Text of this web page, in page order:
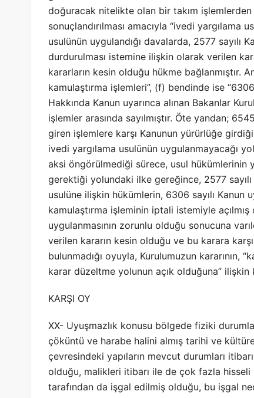
doğuracak nitelikte olan bir takım
sonuçlandırılması amacıyla “ivedi yargılama
usulünün uygulandığı davalarda, 2577 sayılı
durdurulması istemine ilişkin olarak verilen
kararların kesin olduğu hükme bağlanmıştır.
kamulaştırma işlemleri”, (f) bendinde ise
Hakkında Kanun uyarınca alınan Bakanlar
işlemler arasında sayılmıştır. Öte yandan;
giren işlemlere karşı Kanunun yürürlüğe
ivedi yargılama usulünün uygulanmayacağı
aksi öngörülmediği sürece, usul hükümlerinin
gerektiği yolundaki ilke gereğince, 2577
usulüne ilişkin hükümlerin, 6306 sayılı Kanun
kamulaştırma işleminin iptali istemiyle
uygulanmasının zorunlu olduğu sonucuna
verilen kararın kesin olduğu ve bu karara
bulunmadığı oyuyla, Kurulumuzun kararının,
karar düzeltme yolunun açık olduğuna” ilişkin
KARŞI OY
XX- Uyuşmazlık konusu bölgede fiziki
çöküntü ve harabe halini almış tarihi ve
çevresindeki yapıların mevcut durumları
olduğu, malikleri itibarı ile de çok fazla
tarafından da işgal edilmiş olduğu, bu işgal